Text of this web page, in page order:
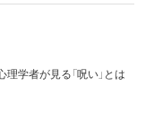
理学者が見る「呪い」とは